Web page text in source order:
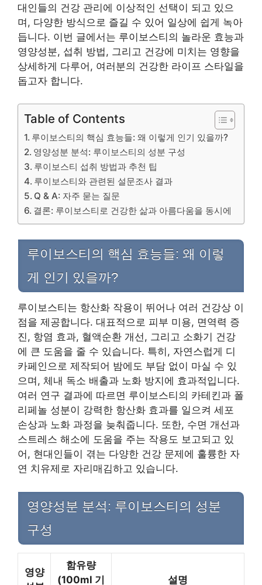
대인들의 건강 관리에 이상적인 선택이 되고 있으
며, 다양한 방식으로 즐길 수 있어 일상에 쉽게 녹아
듭니다. 이번 글에서는 루이보스티의 놀라운 효능과
영양성분, 섭취 방법, 그리고 건강에 미치는 영향을
상세하게 다루어, 여러분의 건강한 라이프 스타일을
돕고자 합니다.
Table of Contents
루이보스티의 핵심 효능들: 왜 이렇게 인기 있을까?
영양성분 분석: 루이보스티의 성분 구성
루이보스티 섭취 방법과 추천 팁
루이보스티와 관련된 설문조사 결과
Q & A: 자주 묻는 질문
결론: 루이보스티로 건강한 삶과 아름다움을 동시에
루이보스티의 핵심 효능들: 왜 이렇
게 인기 있을까?
루이보스티는 항산화 작용이 뛰어나 여러 건강상 이
점을 제공합니다. 대표적으로 피부 미용, 면역력 증
진, 항염 효과, 혈액순환 개선, 그리고 소화기 건강
에 큰 도움을 줄 수 있습니다. 특히, 자연스럽게 디
카페인으로 제작되어 밤에도 부담 없이 마실 수 있
으며, 체내 독소 배출과 노화 방지에 효과적입니다.
여러 연구 결과에 따르면 루이보스티의 카테킨과 폴
리페놀 성분이 강력한 항산화 효과를 일으켜 세포
손상과 노화 과정을 늦춰줍니다. 또한, 수면 개선과
스트레스 해소에 도움을 주는 작용도 보고되고 있
어, 현대인들이 겪는 다양한 건강 문제에 훌륭한 자
연 치유제로 자리매김하고 있습니다.
영양성분 분석: 루이보스티의 성분
구성
영양
함유량
(100ml 기
설명